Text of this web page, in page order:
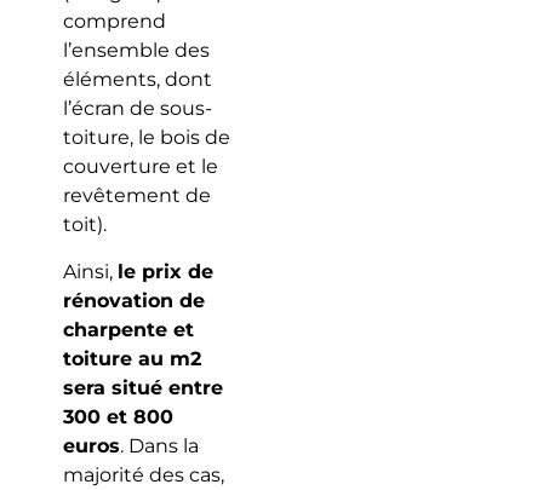
comprend
l’ensemble des
éléments, dont
l’écran de sous-
toiture, le bois de
couverture et le
revêtement de
toit).
Ainsi, le prix de
rénovation de
charpente et
toiture au m2
sera situé entre
300 et 800
euros. Dans la
majorité des cas,